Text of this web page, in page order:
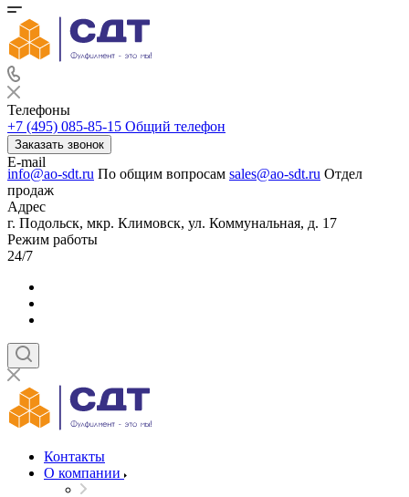
Телефоны
+7 (495) 085-85-15 Общий телефон
Заказать звонок
E-mail
info@ao-sdt.ru По общим вопросам sales@ao-sdt.ru Отдел
продаж
Адрес
г. Подольск, мкр. Климовск, ул. Коммунальная, д. 17
Режим работы
24/7
Контакты
О компании